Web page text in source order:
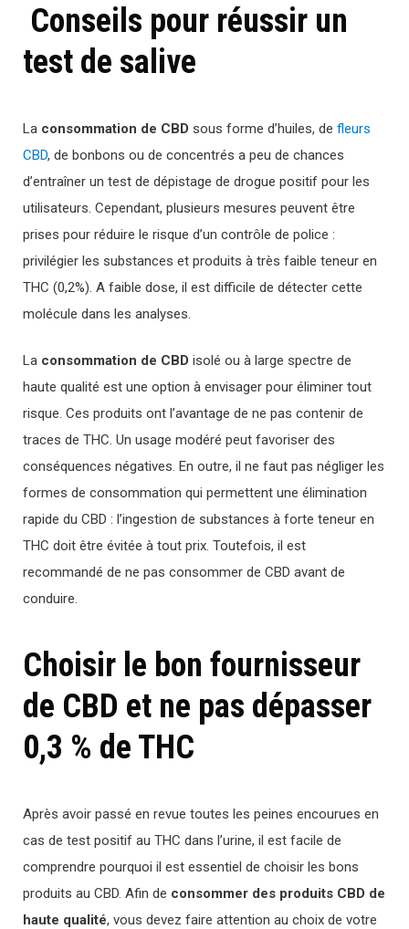
Conseils pour réussir un
test de salive
La consommation de CBD sous forme d’huiles, de fleurs
CBD, de bonbons ou de concentrés a peu de chances
d’entraîner un test de dépistage de drogue positif pour les
utilisateurs. Cependant, plusieurs mesures peuvent être
prises pour réduire le risque d’un contrôle de police :
privilégier les substances et produits à très faible teneur en
THC (0,2%). A faible dose, il est difficile de détecter cette
molécule dans les analyses.
La consommation de CBD isolé ou à large spectre de
haute qualité est une option à envisager pour éliminer tout
risque. Ces produits ont l’avantage de ne pas contenir de
traces de THC. Un usage modéré peut favoriser des
conséquences négatives. En outre, il ne faut pas négliger les
formes de consommation qui permettent une élimination
rapide du CBD : l’ingestion de substances à forte teneur en
THC doit être évitée à tout prix. Toutefois, il est
recommandé de ne pas consommer de CBD avant de
conduire.
Choisir le bon fournisseur
de CBD et ne pas dépasser
0,3 % de THC
Après avoir passé en revue toutes les peines encourues en
cas de test positif au THC dans l’urine, il est facile de
comprendre pourquoi il est essentiel de choisir les bons
produits au CBD. Afin de consommer des produits CBD de
haute qualité, vous devez faire attention au choix de votre